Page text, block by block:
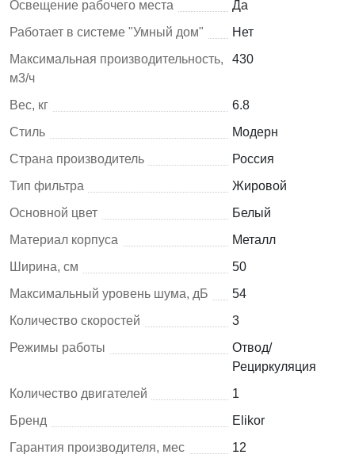
Освещение рабочего места
Да
Работает в системе "Умный дом"
Нет
Максимальная производительность,
м3/ч
430
Вес, кг
6.8
Стиль
Модерн
Страна производитель
Россия
Тип фильтра
Жировой
Основной цвет
Белый
Материал корпуса
Металл
Ширина, см
50
Максимальный уровень шума, дБ
54
Количество скоростей
3
Режимы работы
Отвод/
Рециркуляция
Количество двигателей
1
Бренд
Elikor
Гарантия производителя, мес
12